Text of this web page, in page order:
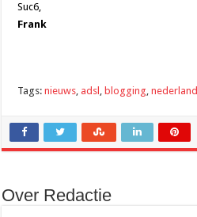
Suc6,
Frank
Tags:nieuws, adsl , blogging,nederland
Over Redactie